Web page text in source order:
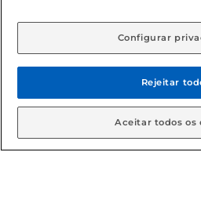
aviso prévio. O valor mínimo
© 2026 Copyright.
reservados
Configurar
Rejeitar
Aceitar todos os